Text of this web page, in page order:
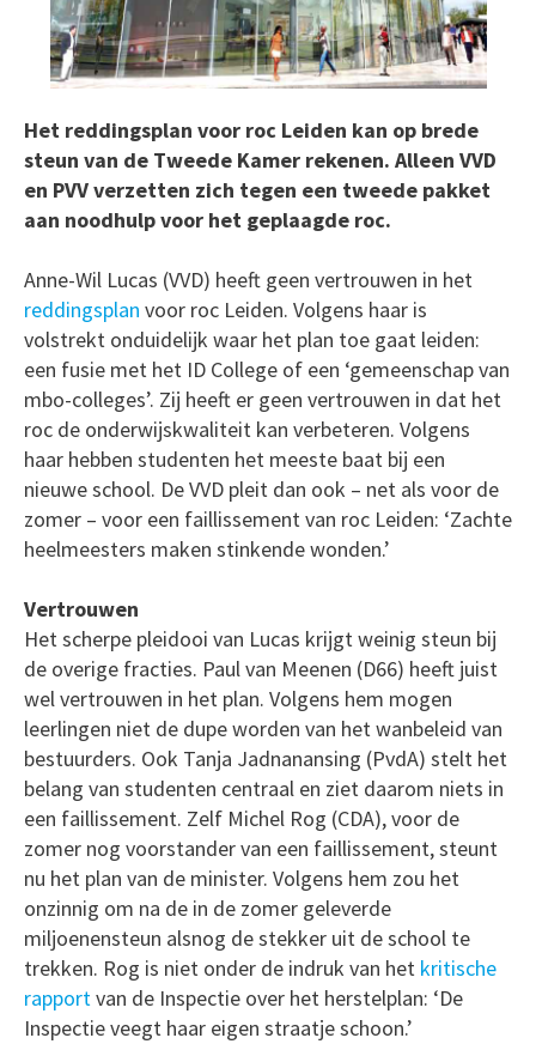
Het reddingsplan voor roc Leiden kan op brede
steun van de Tweede Kamer rekenen. Alleen VVD
en PVV verzetten zich tegen een tweede pakket
aan noodhulp voor het geplaagde roc.
Anne-Wil Lucas (VVD) heeft geen vertrouwen in het
reddingsplan voor roc Leiden. Volgens haar is
volstrekt onduidelijk waar het plan toe gaat leiden:
een fusie met het ID College of een ‘gemeenschap van
mbo-colleges’. Zij heeft er geen vertrouwen in dat het
roc de onderwijskwaliteit kan verbeteren. Volgens
haar hebben studenten het meeste baat bij een
nieuwe school. De VVD pleit dan ook – net als voor de
zomer – voor een faillissement van roc Leiden: ‘Zachte
heelmeesters maken stinkende wonden.’
Vertrouwen
Het scherpe pleidooi van Lucas krijgt weinig steun bij
de overige fracties. Paul van Meenen (D66) heeft juist
wel vertrouwen in het plan. Volgens hem mogen
leerlingen niet de dupe worden van het wanbeleid van
bestuurders. Ook Tanja Jadnanansing (PvdA) stelt het
belang van studenten centraal en ziet daarom niets in
een faillissement. Zelf Michel Rog (CDA), voor de
zomer nog voorstander van een faillissement, steunt
nu het plan van de minister. Volgens hem zou het
onzinnig om na de in de zomer geleverde
miljoenensteun alsnog de stekker uit de school te
trekken. Rog is niet onder de indruk van het kritische
rapportvan de Inspectie over het herstelplan: ‘De
Inspectie veegt haar eigen straatje schoon.’